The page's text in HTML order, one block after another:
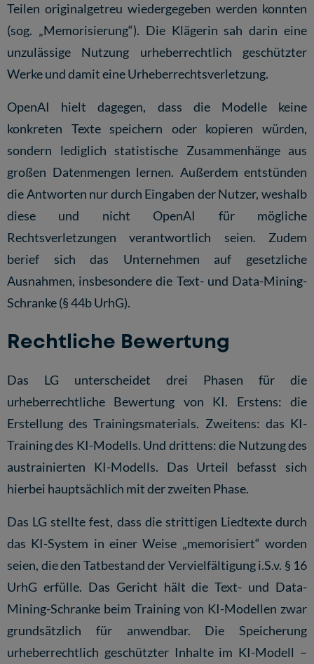
Teilen originalgetreu wiedergegeben werden konnten
(sog. „Memorisierung“). Die Klägerin sah darin eine
unzulässige Nutzung urheberrechtlich geschützter
Werke und damit eine Urheberrechtsverletzung.
OpenAI hielt dagegen, dass die Modelle keine
konkreten Texte speichern oder kopieren würden,
sondern lediglich statistische Zusammenhänge aus
großen Datenmengen lernen. Außerdem entstünden
die Antworten nur durch Eingaben der Nutzer, weshalb
diese und nicht OpenAI für mögliche
Rechtsverletzungen verantwortlich seien. Zudem
berief sich das Unternehmen auf gesetzliche
Ausnahmen, insbesondere die Text- und Data-Mining-
Schranke (§ 44b UrhG).
Rechtliche Bewertung
Das LG unterscheidet drei Phasen für die
urheberrechtliche Bewertung von KI. Erstens: die
Erstellung des Trainingsmaterials. Zweitens: das KI-
Training des KI-Modells. Und drittens: die Nutzung des
austrainierten KI-Modells. Das Urteil befasst sich
hierbei hauptsächlich mit der zweiten Phase.
Das LG stellte fest, dass die strittigen Liedtexte durch
das KI-System in einer Weise „memorisiert“ worden
seien, die den Tatbestand der Vervielfältigung i.S.v. § 16
UrhG erfülle. Das Gericht hält die Text- und Data-
Mining-Schranke beim Training von KI-Modellen zwar
grundsätzlich für anwendbar. Die Speicherung
urheberrechtlich geschützter Inhalte im KI-Modell –